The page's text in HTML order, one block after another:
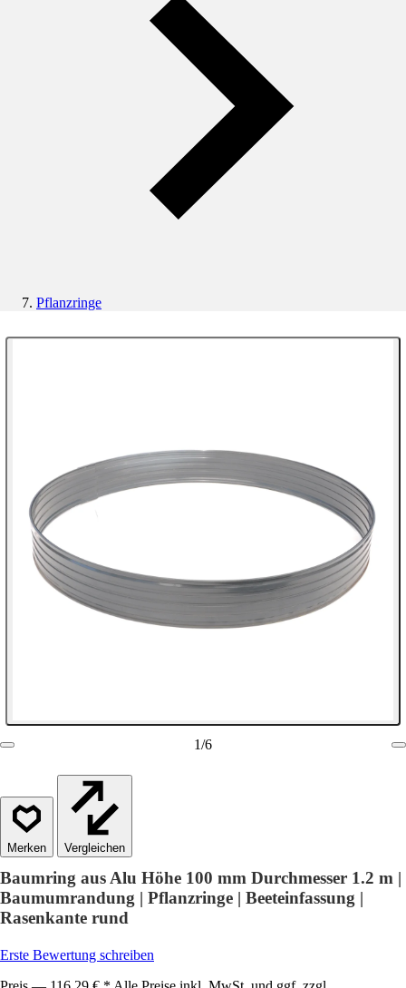
Pflanzringe
1/6
Vergleichen
Baumring aus Alu Höhe 100 mm Durchmesser 1.2 m |
Baumumrandung | Pflanzringe | Beeteinfassung |
Rasenkante rund
Erste Bewertung schreiben